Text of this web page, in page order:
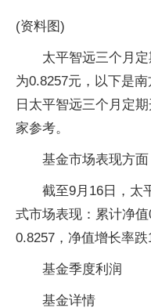
(资料图)
太平智远三个月
为0.8257元，以下是
日太平智远三个月定
家参考。
基金市场表现方面
截至9月16日，太
式市场表现：累计净
0.8257，净值增长率跌
基金季度利润
基金详情